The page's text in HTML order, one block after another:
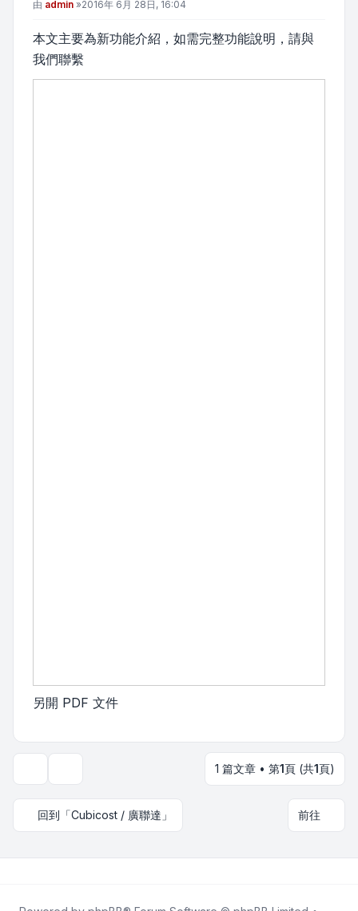
文章
由 admin »2016年 6月 28日, 16:04
本文主要為新功能介紹，如需完整功能說明，請與
我們聯繫
另開 PDF 文件
1 篇文章 • 第1頁 (共1頁)
回到「Cubicost / 廣聯達」 前往